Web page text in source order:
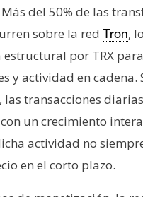
Más del 50% de las
sobre la red Tron,
estructural por TRX
y actividad en cadena.
las transacciones
un crecimiento
actividad no
en el corto plazo.